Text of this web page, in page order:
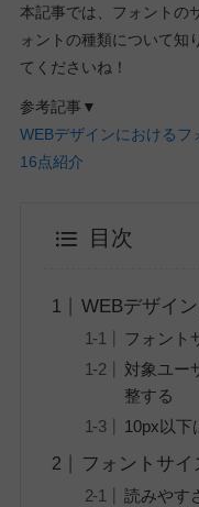
本記事では、フォントの
ォントの種類について知
てくださいね！
参考記事▼
WEBデザインにおけるフ
16点紹介
目次
WEBデザイ
フォント
対象ユー
整する
10px以下
フォントサ
読みやす